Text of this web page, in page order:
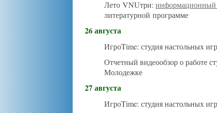
Лето VNUтри: информационный
литературной программе
26 августа
ИгроTime: студия настольных игр
Отчетный видеообзор о работе
Молодежке
27 августа
ИгроTime: студия настольных игр